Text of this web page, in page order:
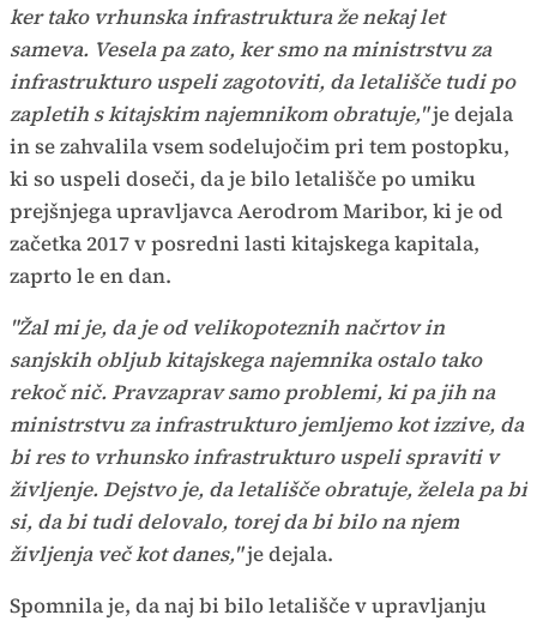
ker tako vrhunska infrastruktura že nekaj let
sameva. Vesela pa zato, ker smo na ministrstvu za
infrastrukturo uspeli zagotoviti, da letališče tudi po
zapletih s kitajskim najemnikom obratuje,"je dejala
in se zahvalila vsem sodelujočim pri tem postopku,
ki so uspeli doseči, da je bilo letališče po umiku
prejšnjega upravljavca Aerodrom Maribor, ki je od
začetka 2017 v posredni lasti kitajskega kapitala,
zaprto le en dan.
"Žal mi je, da je od velikopoteznih načrtov in
sanjskih obljub kitajskega najemnika ostalo tako
rekoč nič. Pravzaprav samo problemi, ki pa jih na
ministrstvu za infrastrukturo jemljemo kot izzive, da
bi res to vrhunsko infrastrukturo uspeli spraviti v
življenje. Dejstvo je, da letališče obratuje, želela pa bi
si, da bi tudi delovalo, torej da bi bilo na njem
življenja več kot danes,"je dejala.
Spomnila je, da naj bi bilo letališče v upravljanju